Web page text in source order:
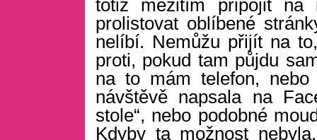
totiž mezitím připojit na
prolistovat oblíbené
nelíbí. Nemůžu přijít na
proti, pokud tam půjdu
na to mám telefon,
návštěvě napsala na
stole“, nebo podobné
Kdyby ta možnost